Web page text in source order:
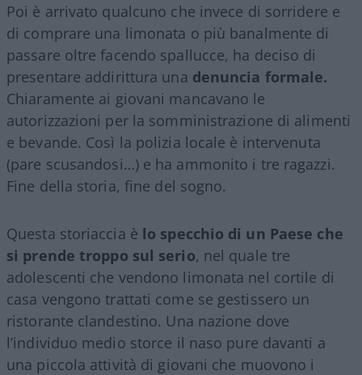
Poi è arrivato qualcuno che invece di sorridere e
di comprare una limonata o più banalmente di
passare oltre facendo spallucce, ha deciso di
presentare addirittura una denuncia formale.
Chiaramente ai giovani mancavano le
autorizzazioni per la somministrazione di alimenti
e bevande. Così la polizia locale è intervenuta
(pare scusandosi…) e ha ammonito i tre ragazzi.
Fine della storia, fine del sogno.
Questa storiaccia è lo specchio di un Paese che
si prende troppo sul serio, nel quale tre
adolescenti che vendono limonata nel cortile di
casa vengono trattati come se gestissero un
ristorante clandestino. Una nazione dove
l’individuo medio storce il naso pure davanti a
una piccola attività di giovani che muovono i